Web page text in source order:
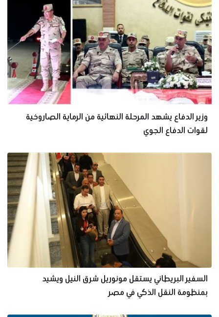
وزير الدفاع يشهد المرحلة النهائية من الرماية الصاروخية
لقوات الدفاع الجوي
السفير البريطاني يستقل مونوريل شرق النيل ويشيد
بمنظومة النقل الذكي في مصر